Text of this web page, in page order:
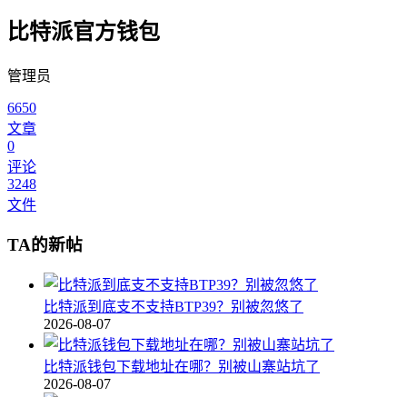
比特派官方钱包
管理员
6650
文章
0
评论
3248
文件
TA的新帖
比特派到底支不支持BTP39？别被忽悠了
2026-08-07
比特派钱包下载地址在哪？别被山寨站坑了
2026-08-07